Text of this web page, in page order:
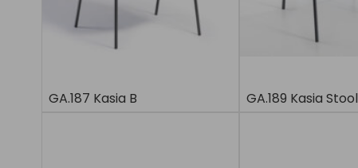
GA.187 Kasia B GA.189 Kasia Stool